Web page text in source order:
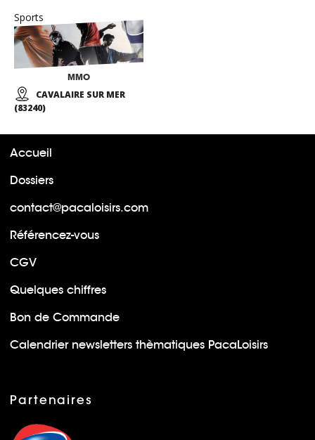
Sports
MMO
CAVALAIRE SUR MER
(83240)
Accueil
Dossiers
contact@pacaloisirs.com
Référencez-vous
CGV
Quelques chiffres
Bon de Commande
Calendrier newsletters thèmatiques PacaLoisirs
Partenaires